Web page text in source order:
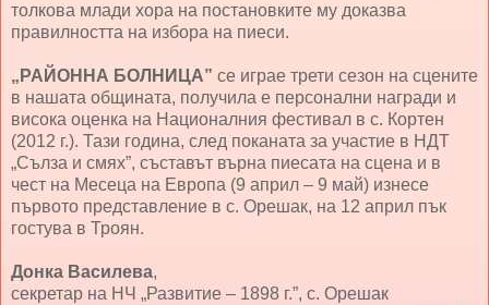
толкова млади хора на постановките му доказва
правилността на избора на пиеси.
„РАЙОННА БОЛНИЦА” се играе трети сезон на сцените
в нашата общината, получила е персонални награди и
висока оценка на Националния фестивал в с. Кортен
(2012 г.). Тази година, след поканата за участие в НДТ
„Сълза и смях”, съставът върна пиесата на сцена и в
чест на Месеца на Европа (9 април – 9 май) изнесе
първото представление в с. Орешак, на 12 април пък
гостува в Троян.
Донка Василева,
секретар на НЧ „Развитие – 1898 г.”, с. Орешак